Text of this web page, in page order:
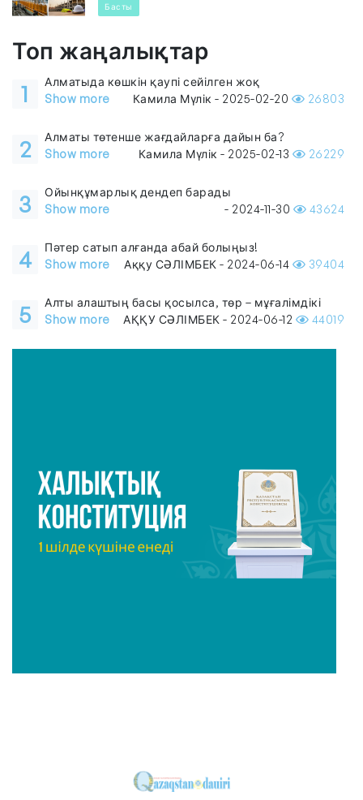
Басты
Топ жаңалықтар
1
Алматыда көшкін қаупі сейілген жоқ
Show more
Камила Мүлік - 2025-02-20 26803
2
Алматы төтенше жағдайларға дайын ба?
Show more
Камила Мүлік - 2025-02-13 26229
3
Ойынқұмарлық дендеп барады
Show more
- 2024-11-30 43624
4
Пәтер сатып алғанда абай болыңыз!
Show more
Аққу СӘЛІМБЕК - 2024-06-14 39404
5
Алты алаштың басы қосылса, төр – мұғалімдікі
Show more
АҚҚУ СӘЛІМБЕК - 2024-06-12 44019